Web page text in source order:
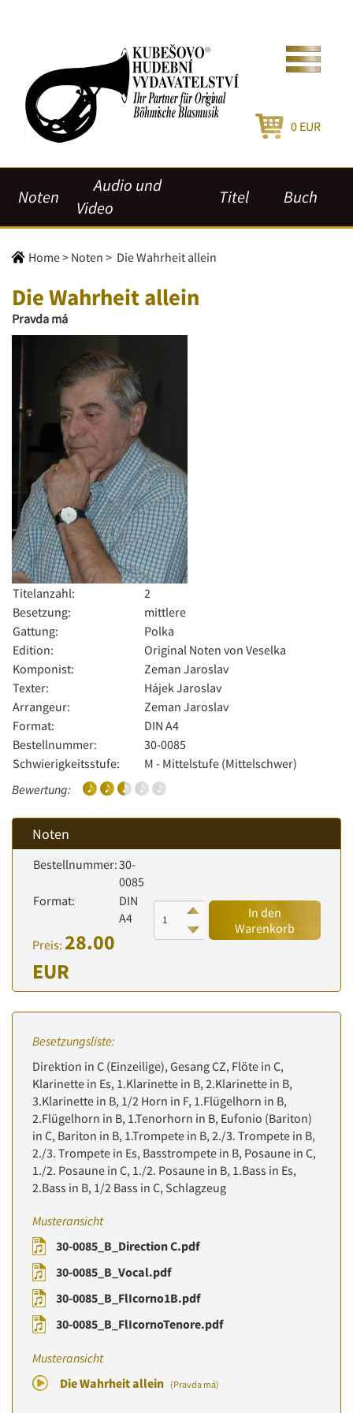
0 EUR
Noten
Audio und
Video
Titel Buch
Home> Noten > Die Wahrheit allein
Die Wahrheit allein
Pravda má
Titelanzahl:
2
Besetzung:
mittlere
Gattung:
Polka
Edition:
Original Noten von Veselka
Komponist:
Zeman Jaroslav
Texter:
Hájek Jaroslav
Arrangeur:
Zeman Jaroslav
Format:
DIN A4
Bestellnummer:
30-0085
Schwierigkeitsstufe:
M - Mittelstufe (Mittelschwer)
Bewertung:
Noten
Bestellnummer:30-
0085
Format:
DIN
A4
Preis: 28.00
EUR
In den
Warenkorb
Besetzungsliste:
Direktion in C (Einzeilige), Gesang CZ, Flöte in C,
Klarinette in Es, 1.Klarinette in B, 2.Klarinette in B,
3.Klarinette in B, 1/2 Horn in F, 1.Flügelhorn in B,
2.Flügelhorn in B, 1.Tenorhorn in B, Eufonio (Bariton)
in C, Bariton in B, 1.Trompete in B, 2./3. Trompete in B,
2./3. Trompete in Es, Basstrompete in B, Posaune in C,
1./2. Posaune in C, 1./2. Posaune in B, 1.Bass in Es,
2.Bass in B, 1/2 Bass in C, Schlagzeug
Musteransicht
30-0085_B_Direction C.pdf
30-0085_B_Vocal.pdf
30-0085_B_FlIcorno1B.pdf
30-0085_B_FlIcornoTenore.pdf
Musteransicht
Die Wahrheit allein (Pravda má)